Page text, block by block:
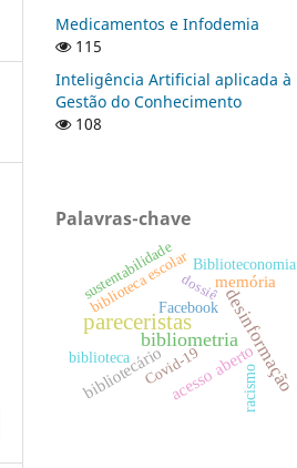
Medicamentos e Infodemia
115
Inteligência Artificial aplicada à
Gestão do Conhecimento
108
Palavras-chave
pareceristas
bibliometriadesinformação
acesso aberto
bibliotecário
memória
Biblioteconomia
Facebook
racismo
biblioteca
biblioteca escolar
sustentabilidade
Covid-19
dossiê